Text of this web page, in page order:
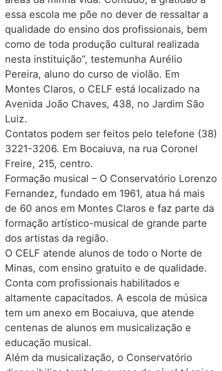
essa escola me põe no dever de ressaltar a
qualidade do ensino dos profissionais, bem
como de toda produção cultural realizada
nesta instituição”, testemunha Aurélio
Pereira, aluno do curso de violão. Em
Montes Claros, o CELF está localizado na
Avenida João Chaves, 438, no Jardim São
Luiz.
Contatos podem ser feitos pelo telefone (38)
3221-3206. Em Bocaiuva, na rua Coronel
Freire, 215, centro.
Formação musical – O Conservatório Lorenzo
Fernandez, fundado em 1961, atua há mais
de 60 anos em Montes Claros e faz parte da
formação artístico-musical de grande parte
dos artistas da região.
O CELF atende alunos de todo o Norte de
Minas, com ensino gratuito e de qualidade.
Conta com profissionais habilitados e
altamente capacitados. A escola de música
tem um anexo em Bocaiuva, que atende
centenas de alunos em musicalização e
educação musical.
Além da musicalização, o Conservatório